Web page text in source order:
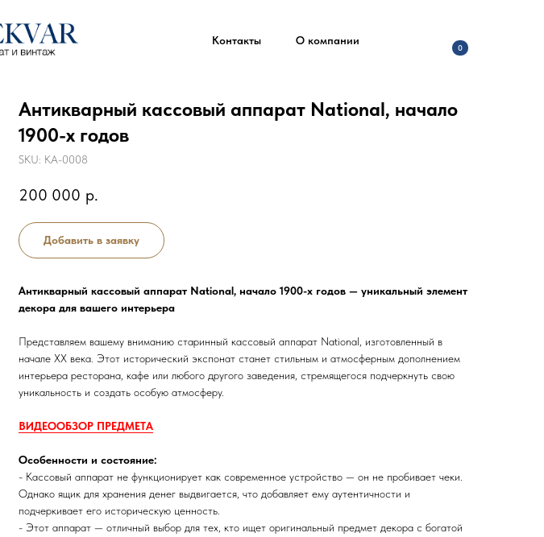
Контакты О компании
0
Антикварный кассовый аппарат National, начало
1900-х годов
SKU: КА-0008
200 000 р.
Добавить в заявку
Антикварный кассовый аппарат National, начало 1900-х годов — уникальный элемент
декора для вашего интерьера
Представляем вашему вниманию старинный кассовый аппарат National, изготовленный в
начале XX века. Этот исторический экспонат станет стильным и атмосферным дополнением
интерьера ресторана, кафе или любого другого заведения, стремящегося подчеркнуть свою
уникальность и создать особую атмосферу.
ВИДЕООБЗОР ПРЕДМЕТА
Особенности и состояние:
- Кассовый аппарат не функционирует как современное устройство — он не пробивает чеки.
Однако ящик для хранения денег выдвигается, что добавляет ему аутентичности и
подчеркивает его историческую ценность.
- Этот аппарат — отличный выбор для тех, кто ищет оригинальный предмет декора с богатой